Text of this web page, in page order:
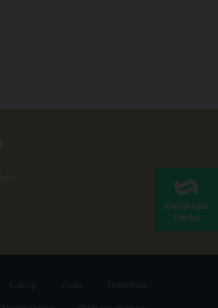
Kontaktujte
Franka
E-shop O nás Reference